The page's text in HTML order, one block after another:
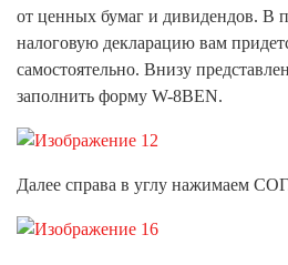
от ценных бумаг и дивидендов. В
налоговую декларацию вам
самостоятельно. Внизу
заполнить форму W-8BEN.
Далее справа в углу нажимаем